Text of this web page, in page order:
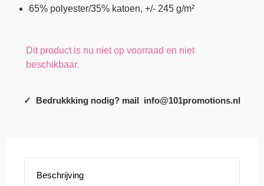
65% polyester/35% katoen, +/- 245 g/m²
Dit product is nu niet op voorraad en niet
beschikbaar.
✓ Bedrukkking nodig? mail info@101promotions.nl
Beschrijving